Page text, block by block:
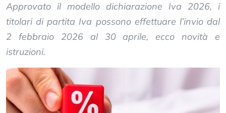
Approvato il modello dichiarazione Iva 2026, i
titolari di partita Iva possono effettuare l’invio dal
2 febbraio 2026 al 30 aprile, ecco novità e
istruzioni.